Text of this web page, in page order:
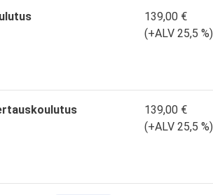
139,00 €
(+ALV 25,5 %)
139,00 €
(+ALV 25,5 %)